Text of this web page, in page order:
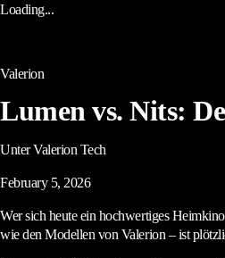
Loading...
Valerion
Lumen vs. Nits:
Unter Valerion Tech
February 5, 2026
Wer sich heute ein hochwertiges
wie den Modellen von Valerion – ist